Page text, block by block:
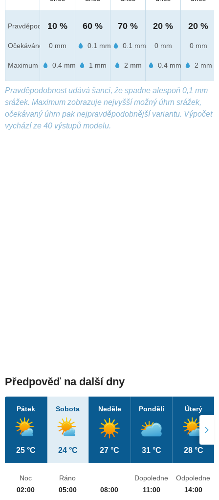
Pravděpod.
Očekáváno
Maximum
10 %
0 mm
0.4 mm
60 %
0.1 mm
1 mm
70 %
0.1 mm
2 mm
20 %
0 mm
0.4 mm
20 %
0 mm
2 mm
Pravděpodobnost udává šanci, že spadne alespoň 0,1 mm
srážek. Maximum zobrazuje nejvyšší možný úhrn srážek,
očekávaný úhrn pak nejpravděpodobnější variantu. Výpočet
vychází ze 40 výstupů modelu.
Předpověď na další dny
Pátek
25 °C
Sobota
24 °C
Neděle
27 °C
Pondělí
31 °C
Úterý
28 °C
Noc
02:00
Ráno
05:00
08:00
Dopoledne
11:00
Odpoledne
14:00